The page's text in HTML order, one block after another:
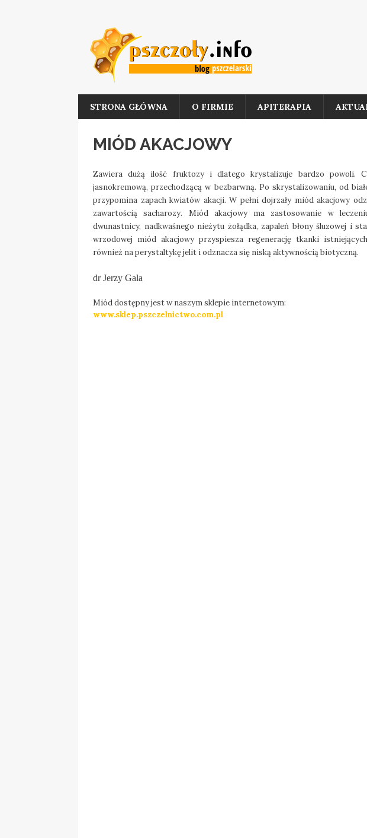
STRONA GŁÓWNA O FIRMIE APITERAPIA
MIÓD AKACJOWY
Zawiera dużą ilość fruktozy i dlatego krystalizuje bardzo powoli.
jasnokremową, przechodzącą w bezbarwną. Po skrystalizowaniu, od
przypomina zapach kwiatów akacji. W pełni dojrzały miód akacjowy
zawartością sacharozy. Miód akacjowy ma zastosowanie w
dwunastnicy, nadkwaśnego nieżytu żołądka, zapaleń błony śluzowej i
wrzodowej miód akacjowy przyspiesza regenerację tkanki
również na perystaltykę jelit i odznacza się niską aktywnością biotyczną.
dr Jerzy Gala
Miód dostępny jest w naszym sklepie internetowym:
www.sklep.pszczelnictwo.com.pl